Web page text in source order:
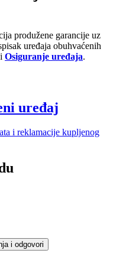
produžene garancije uz
uređaja obuhvaćenih
Osiguranje uređaja.
uređaj
i reklamacije kupljenog
i odgovori